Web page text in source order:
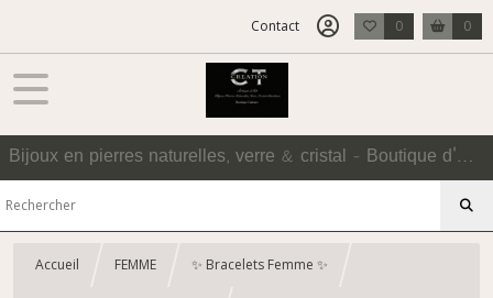
Contact 0 0
Bijoux en pierres naturelles, verre & cristal - Boutique d'Accessoires
Accueil FEMME ✨ Bracelets Femme ✨